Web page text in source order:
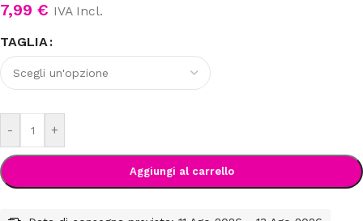
7,99 € IVA Incl.
TAGLIA
- +
Aggiungi al carrello